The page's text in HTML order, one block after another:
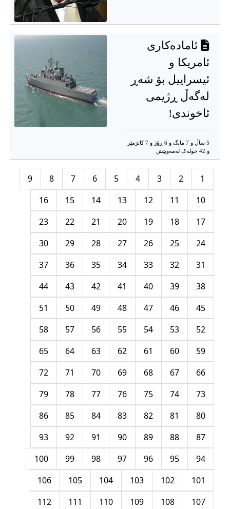
ئامادەکارى
ئامریکا و
ئیسراییل بۆ شەڕ
لەگەڵ ڕژیمی
ئاخوندی!
5 ساڵ و 7 مانگ و 6 ڕۆژ و 7 کاتژمێر
و 42 خوله‌ک له‌مه‌وپێش‌
1
2
3
4
5
6
7
8
9
10
11
12
13
14
15
16
17
18
19
20
21
22
23
24
25
26
27
28
29
30
31
32
33
34
35
36
37
38
39
40
41
42
43
44
45
46
47
48
49
50
51
52
53
54
55
56
57
58
59
60
61
62
63
64
65
66
67
68
69
70
71
72
73
74
75
76
77
78
79
80
81
82
83
84
85
86
87
88
89
90
91
92
93
94
95
96
97
98
99
100
101
102
103
104
105
106
107
108
109
110
111
112